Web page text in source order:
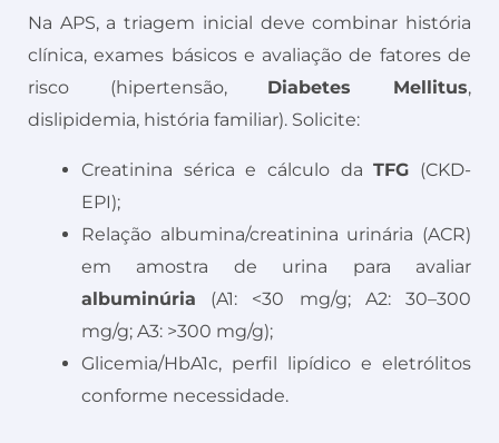
Na APS, a triagem inicial deve combinar história
clínica, exames básicos e avaliação de fatores de
risco (hipertensão, Diabetes Mellitus,
dislipidemia, história familiar). Solicite:
Creatinina sérica e cálculo daTFG (CKD-
EPI);
Relação albumina/creatinina urinária (ACR)
em amostra de urina para avaliar
albuminúria (A1: <30 mg/g; A2: 30–300
mg/g; A3: >300 mg/g);
Glicemia/HbA1c, perfil lipídico e eletrólitos
conforme necessidade.